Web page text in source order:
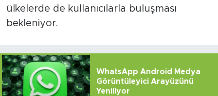
ülkelerde de kullanıcılarla buluşması
bekleniyor.
WhatsApp Android Medya
Görüntüleyici Arayüzünü
Yeniliyor